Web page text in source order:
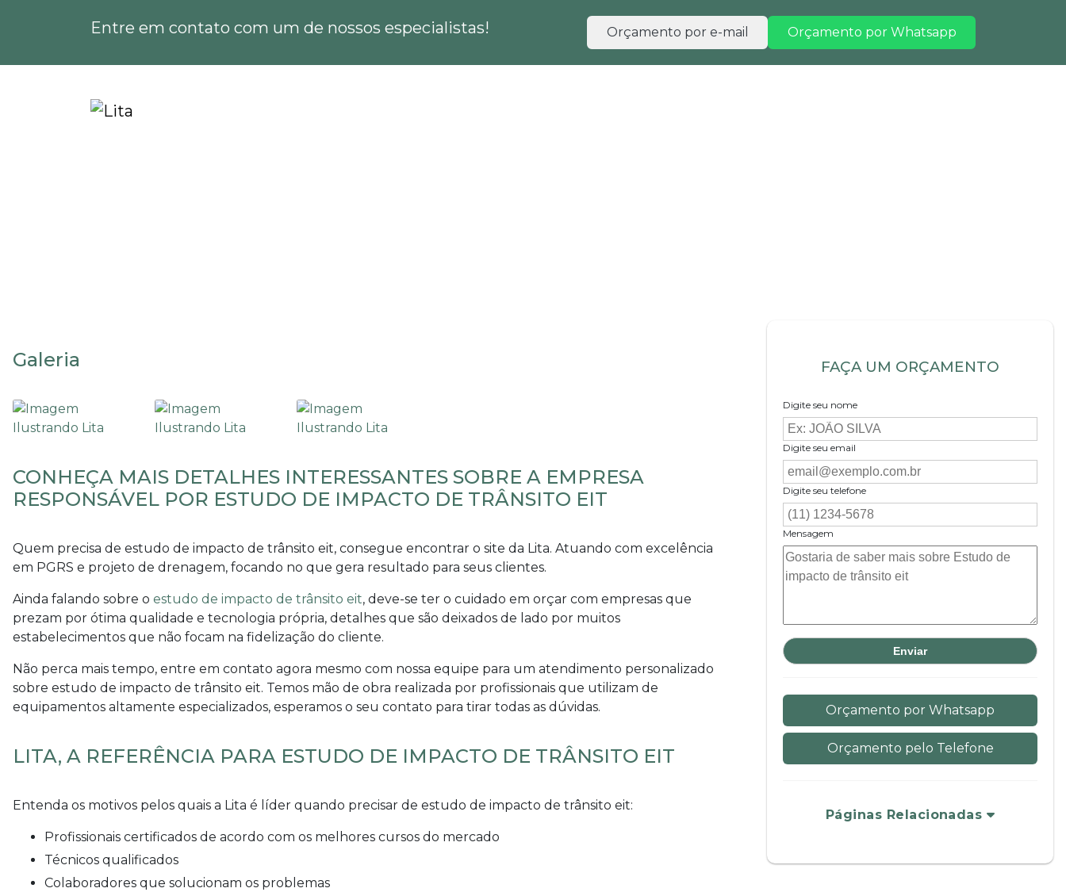
Entre em contato com um de nossos especialistas! Orçamento por e-mail Orçamento por Whatsapp
Galeria
CONHEÇA MAIS DETALHES INTERESSANTES SOBRE A EMPRESA
RESPONSÁVEL POR ESTUDO DE IMPACTO DE TRÂNSITO EIT
Quem precisa de estudo de impacto de trânsito eit, consegue encontrar o site da Lita. Atuando com excelência
em PGRS e projeto de drenagem, focando no que gera resultado para seus clientes.
Ainda falando sobre o estudo de impacto de trânsito eit, deve-se ter o cuidado em orçar com empresas que
prezam por ótima qualidade e tecnologia própria, detalhes que são deixados de lado por muitos
estabelecimentos que não focam na fidelização do cliente.
Não perca mais tempo, entre em contato agora mesmo com nossa equipe para um atendimento personalizado
sobre estudo de impacto de trânsito eit. Temos mão de obra realizada por profissionais que utilizam de
equipamentos altamente especializados, esperamos o seu contato para tirar todas as dúvidas.
LITA, A REFERÊNCIA PARA ESTUDO DE IMPACTO DE TRÂNSITO EIT
Entenda os motivos pelos quais a Lita é líder quando precisar de estudo de impacto de trânsito eit:
profissionais certificados de acordo com os melhores cursos do mercado
técnicos qualificados
colaboradores que solucionam os problemas
FAÇA UM ORÇAMENTO
Digite seu nome
Digite seu email
Digite seu telefone
Mensagem
Orçamento por Whatsapp
Orçamento pelo Telefone
Páginas Relacionadas